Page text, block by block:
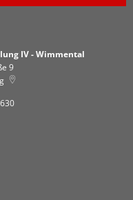
- Wimmental
9